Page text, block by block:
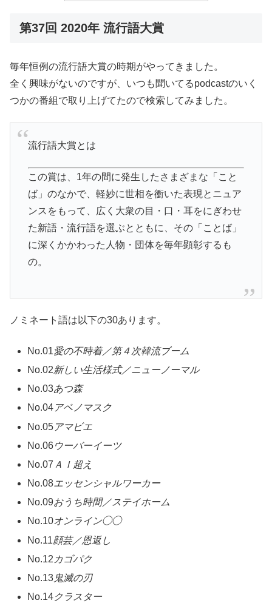
第37回 2020年 流行語大賞
毎年恒例の流行語大賞の時期がやってきました。
全く興味がないのですが、いつも聞いてるpodcastのいく
つかの番組で取り上げてたので検索してみました。
流行語大賞とは
この賞は、1年の間に発生したさまざまな「こと
ば」のなかで、軽妙に世相を衝いた表現とニュア
ンスをもって、広く大衆の目・口・耳をにぎわせ
た新語・流行語を選ぶとともに、その「ことば」
に深くかかわった人物・団体を毎年顕彰するも
の。
ノミネート語は以下の30あります。
No.01愛の不時着／第４次韓流ブーム
No.02新しい生活様式／ニューノーマル
No.03あつ森
No.04 アベノマスク
No.05 アマビエ
No.06ウーバーイーツ
No.07 ＡＩ超え
No.08エッセンシャルワーカー
No.09おうち時間／ステイホーム
No.10オンライン◯◯
No.11顔芸／恩返し
No.12 カゴパク
No.13 鬼滅の刃
No.14クラスター